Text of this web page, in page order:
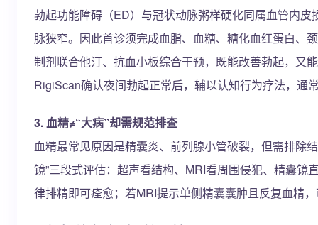
勃起功能障碍（ED）与冠状动脉粥样硬化同属血管内
脉狭窄。因此首诊须完成血脂、血糖、糖化血红蛋白、
制剂联合他汀、抗血小板综合干预，既能改善勃起，又
RigiScan确认夜间勃起正常后，辅以认知行为疗法，通
3. 血精≠“大病”却需规范排查
血精最常见原因是精囊炎、前列腺小管破裂，但需排除
镜”三段式评估：超声看结构、MRI看周围侵犯、精囊
律排精即可痊愈；若MRI提示单侧精囊囊肿且反复血精